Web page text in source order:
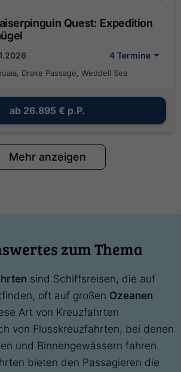
Quest: Expedition
4 Termine
Drake Passage, Weddell Sea
ab 26.895 € p.P.
Mehr anzeigen
zum Thema
sind Schiffsreisen, die auf
oft auf großen Ozeanen
Art von Kreuzfahrten
von Flusskreuzfahrten, bei denen
und Binnengewässern fahren.
bieten den Passagieren die